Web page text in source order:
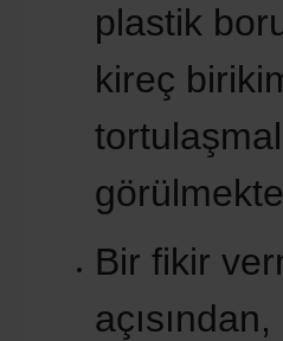
plastik
kireç
Bir fikir